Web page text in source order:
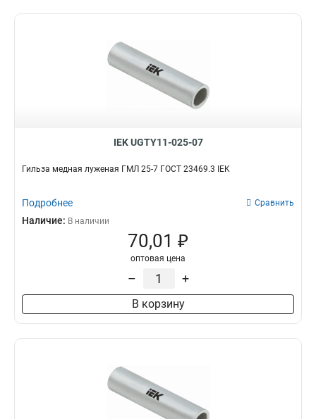
IEK UGTY11-025-07
Гильза медная луженая ГМЛ 25-7 ГОСТ 23469.3 IEK
Подробнее Сравнить
Наличие: В наличии
70,01 ₽
оптовая цена
– +
В корзину